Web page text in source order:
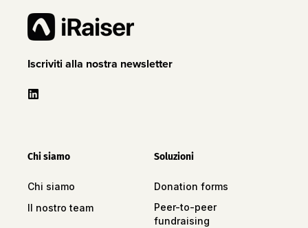
Iscriviti alla nostra newsletter
Chi siamo
Chi siamo
Il nostro team
Soluzioni
Donation forms
Peer-to-peer
fundraising